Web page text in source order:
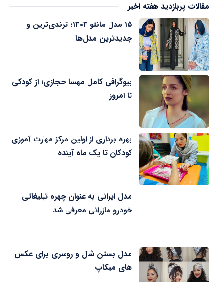
مقالات پربازدید هفته اخیر
۱۵ مدل مانتو ۱۴۰۴؛ ترندی‌ترین و
جدیدترین مدل‌ها
بیوگرافی کامل مهسا حجازی؛ از کودکی
تا امروز
بهره برداری از اولین مرکز مهارت آموزی
کودکان تا یک ماه آینده
مدل ایرانی به عنوان چهره تبلیغاتی
خودرو مازراتی معرفی شد
مدل بستن شال و روسری برای عکس
های میکاپ